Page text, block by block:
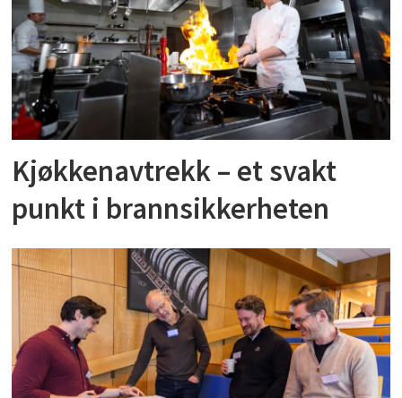
Kjøkkenavtrekk – et svakt
punkt i brannsikkerheten